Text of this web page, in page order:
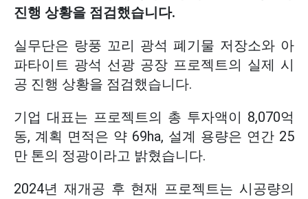
진행 상황을 점검했습니다.
실무단은 랑풍 꼬리 광석 폐기물 저장소와 아
파타이트 광석 선광 공장 프로젝트의 실제 시
공 진행 상황을 점검했습니다.
기업 대표는 프로젝트의 총 투자액이 8,070억
동, 계획 면적은 약 69ha, 설계 용량은 연간 25
만 톤의 정광이라고 밝혔습니다.
2024년 재개공 후 현재 프로젝트는 시공량의